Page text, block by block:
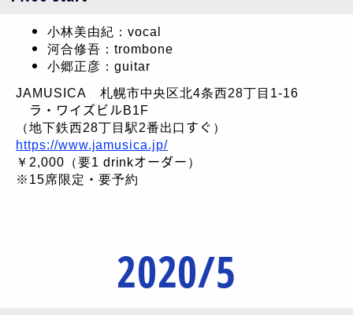
小林美由紀：vocal
河合修吾：trombone
小郷正彦：guitar
JAMUSICA 札幌市中央区北4条西28丁目1-16
ラ・ワイズビルB1F
（地下鉄西28丁目駅2番出口すぐ）
https://www.jamusica.jp/
￥2,000（要1 drinkオーダー）
※15席限定・要予約
2020/5